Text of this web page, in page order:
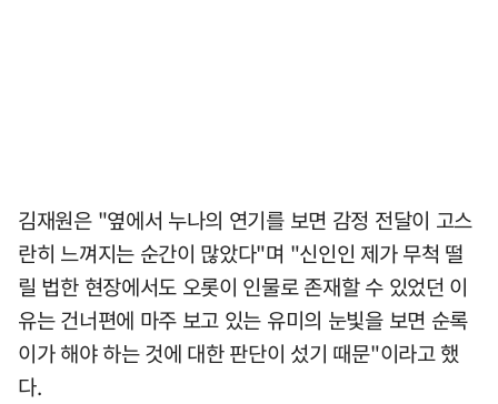
김재원은 "옆에서 누나의 연기를 보면 감정 전달이 고스
란히 느껴지는 순간이 많았다"며 "신인인 제가 무척 떨
릴 법한 현장에서도 오롯이 인물로 존재할 수 있었던 이
유는 건너편에 마주 보고 있는 유미의 눈빛을 보면 순록
이가 해야 하는 것에 대한 판단이 섰기 때문"이라고 했
다.